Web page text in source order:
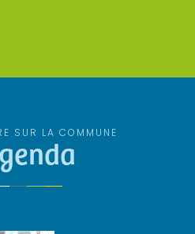
SUR LA COMMUNE